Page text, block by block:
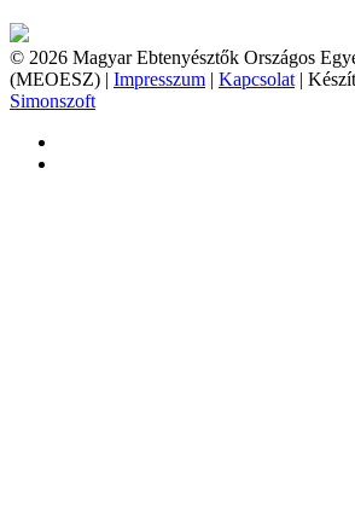
© 2026 Magyar Ebtenyésztők Országos
(MEOESZ) | Impresszum | Kapcsolat |
Simonszoft